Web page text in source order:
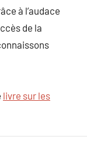
à l’audace
de la
livre sur les